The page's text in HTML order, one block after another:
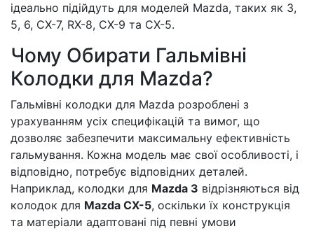
ідеально підійдуть для моделей Mazda, таких як 3,
5, 6, CX-7, RX-8, CX-9 та CX-5.
Чому Обирати Гальмівні
Колодки для Mazda?
Гальмівні колодки для Mazda розроблені з
урахуванням усіх специфікацій та вимог, що
дозволяє забезпечити максимальну ефективність
гальмування. Кожна модель має свої особливості, і
відповідно, потребує відповідних деталей.
Наприклад, колодки для Mazda 3 відрізняються від
колодок для Mazda CX-5, оскільки їх конструкція
та матеріали адаптовані під певні умови